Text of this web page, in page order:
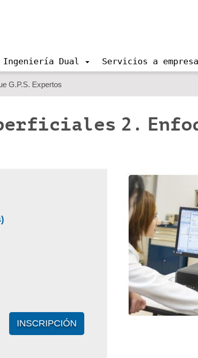
Ingeniería Dual Servicios a
G.P.S. Expertos
2.
INSCRIPCIÓN